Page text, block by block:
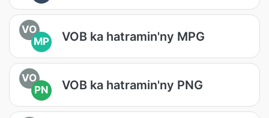
VO
MP
VOB ka hatramin'ny MPG
VO
PN
VOB ka hatramin'ny PNG